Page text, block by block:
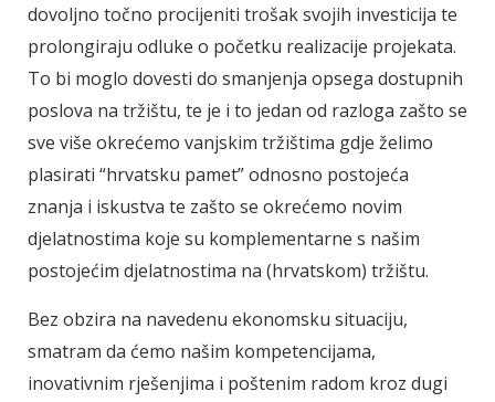
dovoljno točno procijeniti trošak svojih investicija te
prolongiraju odluke o početku realizacije projekata.
To bi moglo dovesti do smanjenja opsega dostupnih
poslova na tržištu, te je i to jedan od razloga zašto se
sve više okrećemo vanjskim tržištima gdje želimo
plasirati “hrvatsku pamet” odnosno postojeća
znanja i iskustva te zašto se okrećemo novim
djelatnostima koje su komplementarne s našim
postojećim djelatnostima na (hrvatskom) tržištu.
Bez obzira na navedenu ekonomsku situaciju,
smatram da ćemo našim kompetencijama,
inovativnim rješenjima i poštenim radom kroz dugi